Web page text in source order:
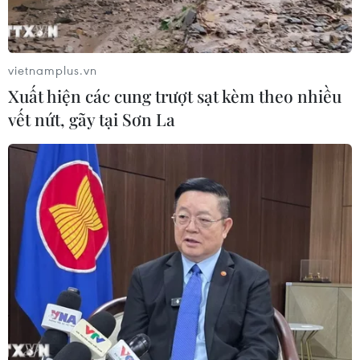
công trên Biển Đen
04/08/2026 05:54
Vì sao Google khiến Mỹ và
EU đối đầu về chủ quyền số?
04/08/2026 04:13
Máy bay chở khách nội địa đầu tiên
của Nga hoàn tất chuyến bay thử
nghiệm
04/08/2026 01:25
Bí mật sau những chung cư không
vietnamplus.vn
Xuất hiện các cung trượt sạt kèm theo nhiều
vết nứt, gãy tại Sơn La